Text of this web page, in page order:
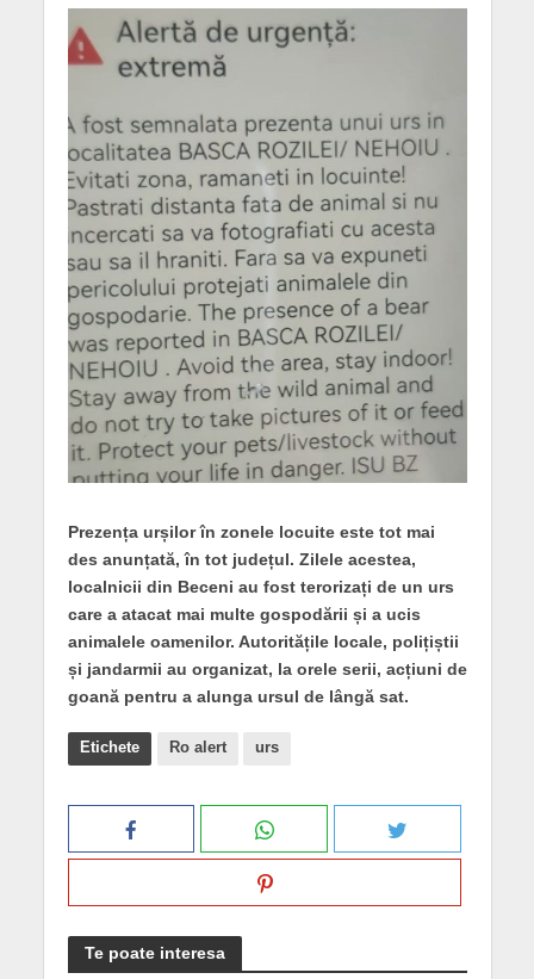
Prezența urșilor în zonele locuite este tot mai
des anunțată, în tot județul. Zilele acestea,
localnicii din Beceni au fost terorizați de un urs
care a atacat mai multe gospodării și a ucis
animalele oamenilor. Autoritățile locale, polițiștii
și jandarmii au organizat, la orele serii, acțiuni de
goană pentru a alunga ursul de lângă sat.
Etichete Ro alert urs
Te poate interesa